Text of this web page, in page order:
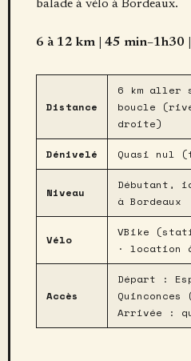
balade à vélo à Bordeaux.
6 à 12 km | 45
Distance
6 km aller
boucle
droite)
Dénivelé Quasi nul
Niveau
Débutant,
à Bordeaux
Vélo
VBike
· location
Accès
Départ :
Quinconces
Arrivée :